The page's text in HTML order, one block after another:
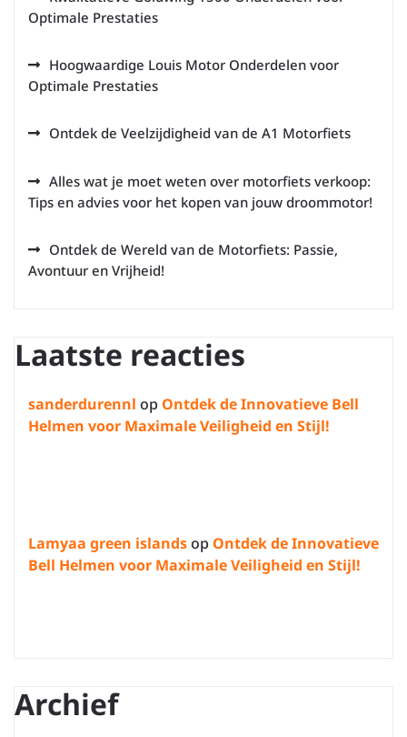
Optimale Prestaties
Hoogwaardige Louis Motor Onderdelen voor
Optimale Prestaties
Ontdek de Veelzijdigheid van de A1 Motorfiets
Alles wat je moet weten over motorfiets verkoop:
Tips en advies voor het kopen van jouw droommotor!
Ontdek de Wereld van de Motorfiets: Passie,
Avontuur en Vrijheid!
Laatste reacties
sanderdurennl op Ontdek de Innovatieve Bell
Helmen voor Maximale Veiligheid en Stijl!
Lamyaa green islandsop Ontdek de Innovatieve
Bell Helmen voor Maximale Veiligheid en Stijl!
Archief